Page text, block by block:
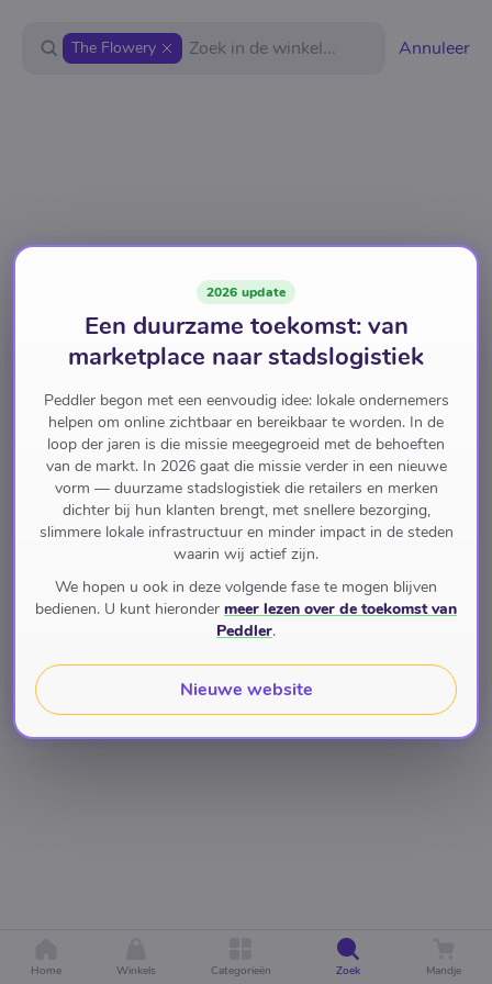
The Flowery Annuleer
Home Winkels Categorieën Zoek Mandje
2026 update
Een duurzame toekomst: van
marketplace naar stadslogistiek
Peddler begon met een eenvoudig idee: lokale ondernemers
helpen om online zichtbaar en bereikbaar te worden. In de
loop der jaren is die missie meegegroeid met de behoeften
van de markt. In 2026 gaat die missie verder in een nieuwe
vorm — duurzame stadslogistiek die retailers en merken
dichter bij hun klanten brengt, met snellere bezorging,
slimmere lokale infrastructuur en minder impact in de steden
waarin wij actief zijn.
We hopen u ook in deze volgende fase te mogen blijven
bedienen. U kunt hieronder meer lezen over de toekomst van
Peddler.
Nieuwe website